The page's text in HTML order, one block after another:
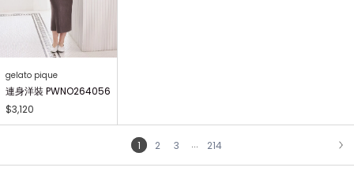
gelato pique
連身洋裝 PWNO264056
$3,120
1 2 3 ...
214